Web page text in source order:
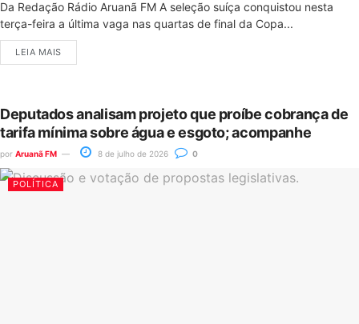
Da Redação Rádio Aruanã FM A seleção suíça conquistou nesta
terça-feira a última vaga nas quartas de final da Copa...
LEIA MAIS
Deputados analisam projeto que proíbe cobrança de
tarifa mínima sobre água e esgoto; acompanhe
por Aruanã FM 8 de julho de 2026 0
POLÍTICA